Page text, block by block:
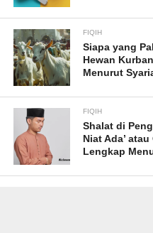
FIQIH
Siapa yang
Hewan
Menurut
FIQIH
Shalat di
Niat Ada’
Lengkap